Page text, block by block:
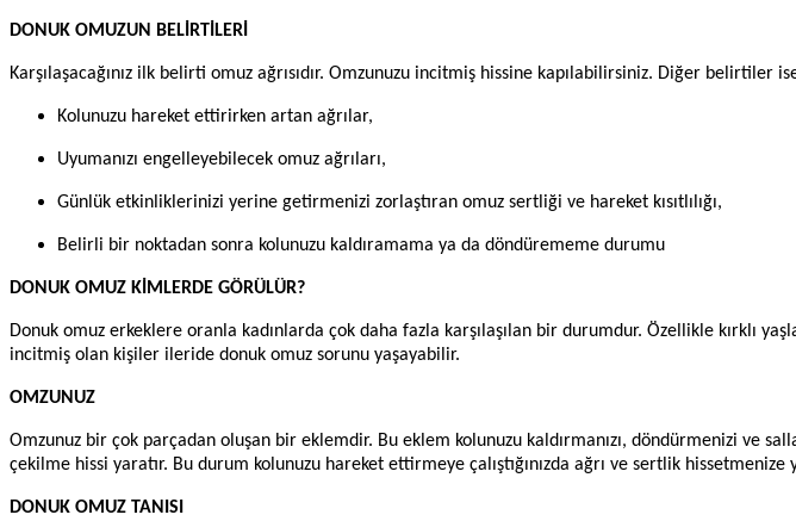
DONUK OMUZUN BELİRTİLERİ
Karşılaşacağınız ilk belirti omuz ağrısıdır. Omzunuzu incitmiş hissine kapılabilirsiniz. Diğer belirtiler
Kolunuzu hareket ettirirken artan ağrılar,
Uyumanızı engelleyebilecek omuz ağrıları,
Günlük etkinliklerinizi yerine getirmenizi zorlaştıran omuz sertliği ve hareket kısıtlılığı,
Belirli bir noktadan sonra kolunuzu kaldıramama ya da döndürememe durumu
DONUK OMUZ KİMLERDE GÖRÜLÜR?
Donuk omuz erkeklere oranla kadınlarda çok daha fazla karşılaşılan bir durumdur. Özellikle kırklı
incitmiş olan kişiler ileride donuk omuz sorunu yaşayabilir.
OMZUNUZ
Omzunuz bir çok parçadan oluşan bir eklemdir. Bu eklem kolunuzu kaldırmanızı, döndürmenizi ve
çekilme hissi yaratır. Bu durum kolunuzu hareket ettirmeye çalıştığınızda ağrı ve sertlik hissetmenize
DONUK OMUZ TANISI